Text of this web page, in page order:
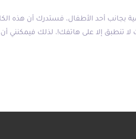
بجانب أحد الأطفال، فستدرك أن هذه
تنطبق إلا على هاتفك!، لذلك